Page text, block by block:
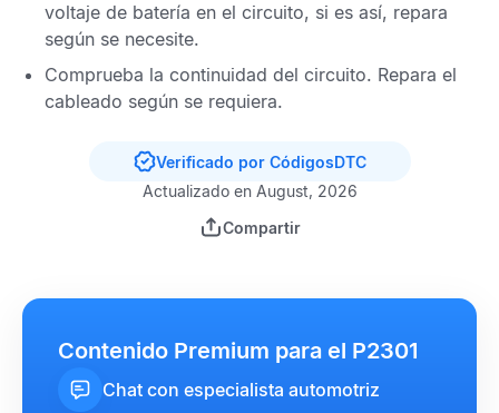
voltaje de batería en el circuito, si es así, repara
según se necesite.
Comprueba la continuidad del circuito. Repara el
cableado según se requiera.
Verificado por CódigosDTC
Actualizado en August, 2026
Compartir
Contenido Premium para el P2301
Chat con especialista automotriz